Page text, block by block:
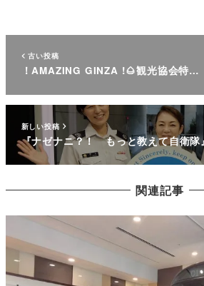
古い投稿
！AMAZING GINZA !🌰観光協会特…
新しい投稿
『ナゼナニ？！ もっと教えて自衛
関連記事